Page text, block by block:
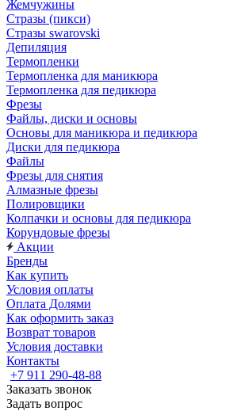
Жемчужины
Стразы (пикси)
Cтразы swarovski
Депиляция
Термопленки
Термопленка для маникюра
Термопленка для педикюра
Фрезы
Файлы, диски и основы
Основы для маникюра и педикюра
Диски для педикюра
Файлы
Фрезы для снятия
Алмазные фрезы
Полировщики
Колпачки и основы для педикюра
Корундовые фрезы
Акции
Бренды
Как купить
Условия оплаты
Оплата Долями
Как оформить заказ
Возврат товаров
Условия доставки
Контакты
+7 911 290-48-88
Заказать звонок
Задать вопрос